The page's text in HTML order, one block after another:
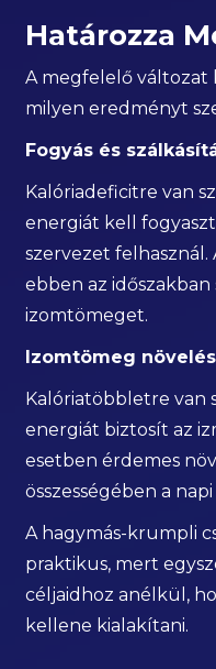
Határozza
A megfelelő változat
milyen eredményt
Fogyás és
Kalóriadeficitre van
energiát kell
szervezet felhasznál.
ebben az
izomtömeget.
Izomtömeg
Kalóriatöbbletre van
energiát biztosít az
esetben érdemes
összességében a
A hagymás-krumpli
praktikus, mert
céljaidhoz anélkül,
kellene kialakítani.